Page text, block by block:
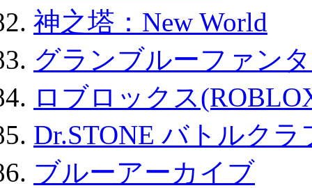
神之塔：New World
グランブルーファン
ロブロックス
Dr.STONE バトルク
ブルーアーカイブ